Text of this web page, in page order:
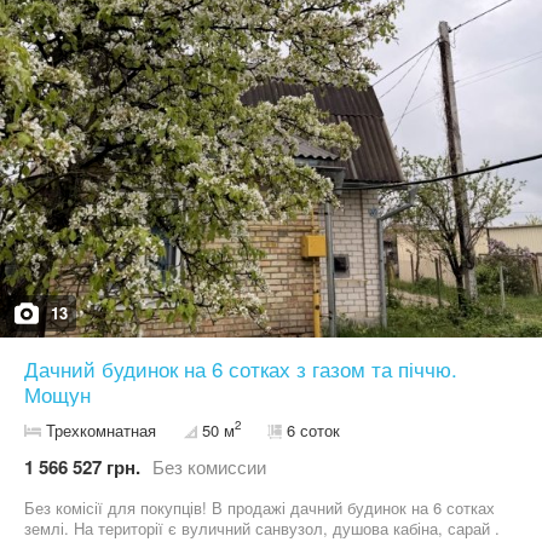
13
Дачний будинок на 6 сотках з газом та піччю.
Мощун
Трехкомнатная 50 м2 6 соток
1 566 527 грн. Без комиссии
Без комісії для покупців! В продажі дачний будинок на 6 сотках
землі. На території є вуличний санвузол, душова кабіна, сарай .